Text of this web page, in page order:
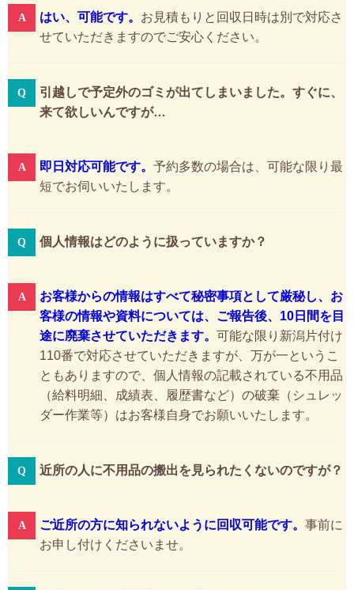
はい、可能です。 お見積もりと回収日時は別で対応さ
せていただきますのでご安心ください。
引越しで予定外のゴミが出てしまいました。すぐに、
来て欲しいんですが…
即日対応可能です。 予約多数の場合は、可能な限り最
短でお伺いいたします。
個人情報はどのように扱っていますか？
お客様からの情報はすべて秘密事項として厳秘し、お
客様の情報や資料については、ご報告後、10日間を目
途に廃棄させていただきます。 可能な限り新潟片付け
110番で対応させていただきますが、万が一というこ
ともありますので、個人情報の記載されている不用品
（給料明細、成績表、履歴書など）の破棄（シュレッ
ダー作業等）はお客様自身でお願いいたします。
近所の人に不用品の搬出を見られたくないのですが？
ご近所の方に知られないように回収可能です。 事前に
お申し付けくださいませ。